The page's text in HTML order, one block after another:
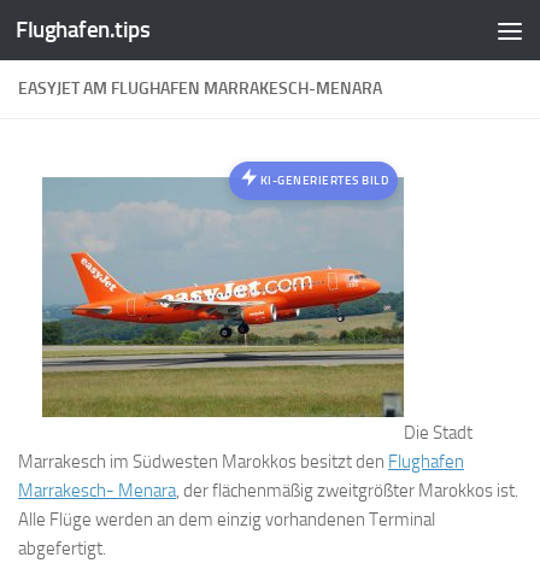
Zum Inhalt springen
Flughafen.tips
EASYJET AM FLUGHAFEN MARRAKESCH-MENARA
KI-GENERIERTES BILD
Die Stadt
Marrakesch im Südwesten Marokkos besitzt den Flughafen
Marrakesch- Menara, der flächenmäßig zweitgrößter Marokkos ist.
Alle Flüge werden an dem einzig vorhandenen Terminal
abgefertigt.